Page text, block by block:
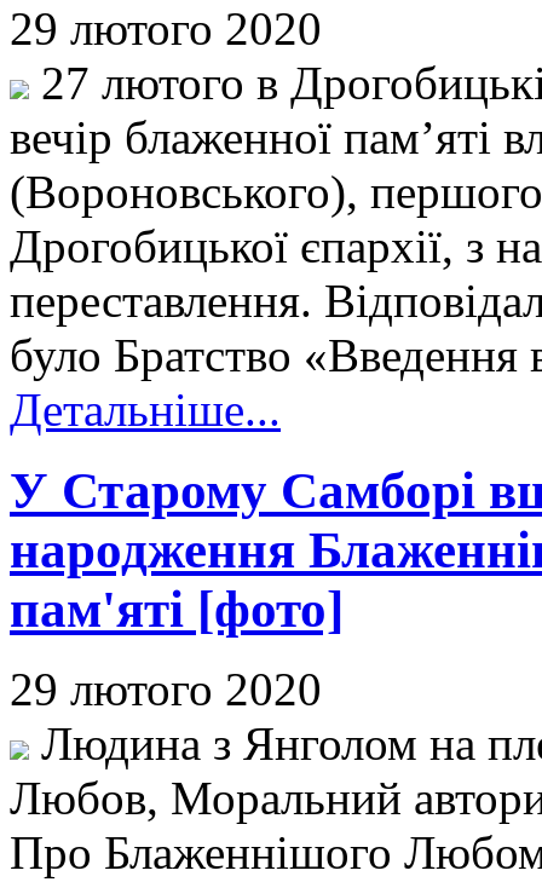
29 лютого 2020
27 лютого в
вечір блаженної пам’яті
(Вороновського),
Дрогобицької єпархії, з
переставлення.
було Братство «Введення
Детальніше...
У Старому Самборі
народження
пам'яті [фото]
29 лютого 2020
Людина з Янголом на
Любов, Моральний
Про Блаженнішого